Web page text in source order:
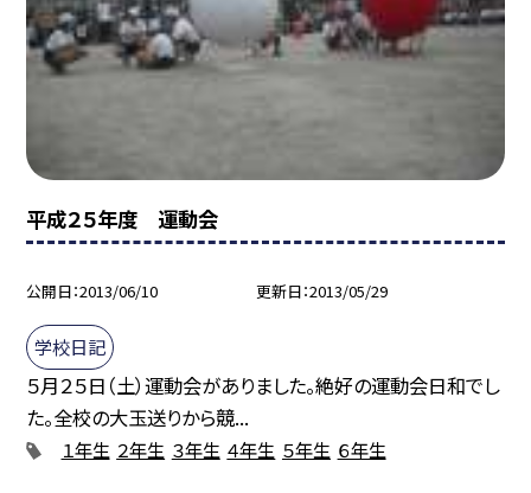
平成２５年度 運動会
公開日 2013/06/10 更新日 2013/05/29
学校日記
５月２５日（土）運動会がありました。絶好の運動会日和でし
た。全校の大玉送りから競...
１年生 ２年生 ３年生 ４年生 ５年生 ６年生